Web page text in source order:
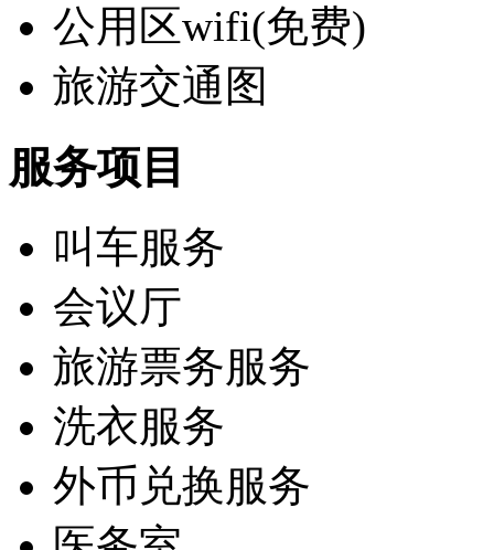
公用区wifi(免费)
旅游交通图
服务项目
叫车服务
会议厅
旅游票务服务
洗衣服务
外币兑换服务